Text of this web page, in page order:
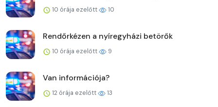
10 órája ezelőtt 10
Rendőrkézen a nyíregyházi betörők
10 órája ezelőtt 9
Van információja?
12 órája ezelőtt 13